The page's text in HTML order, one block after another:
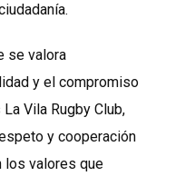
se valora
y el compromiso
Vila Rugby Club,
y cooperación
los valores que